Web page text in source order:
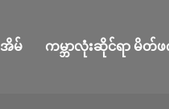
အိမ် ကမ္ဘာလုံးဆိုင်ရာ မိတ်ဖ